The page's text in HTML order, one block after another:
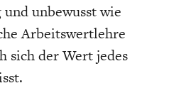
unbewusst wie
Arbeitswertlehre
sich der Wert jedes